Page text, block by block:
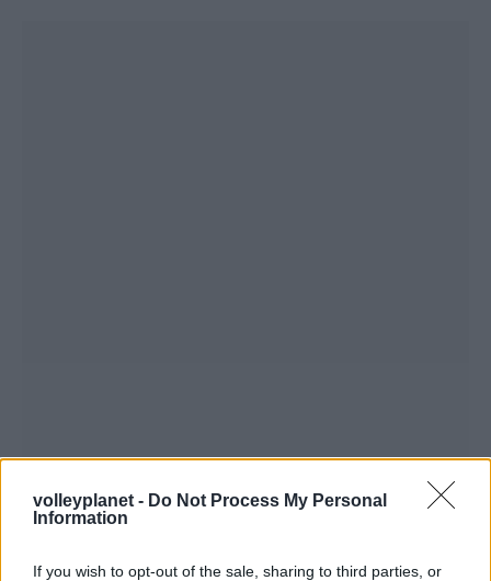
volleyplanet - Do Not Process My Personal
Information
If you wish to opt-out of the sale, sharing to third parties, or